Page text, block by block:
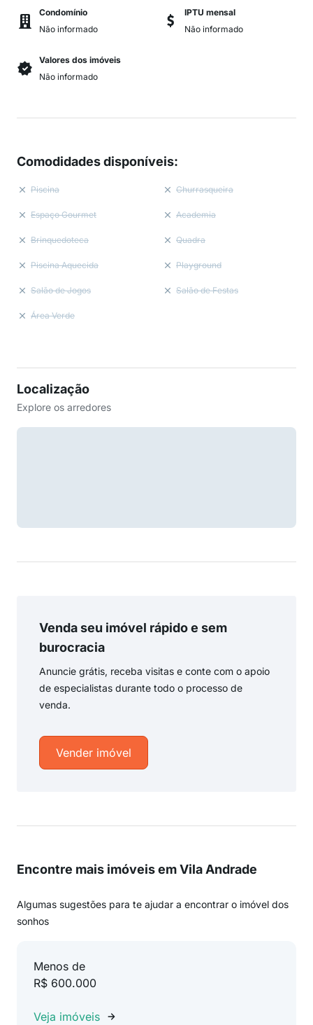
Condomínio
Não informado
IPTU mensal
Não informado
Valores dos imóveis
Não informado
Comodidades disponíveis:
Piscina Churrasqueira
Espaço Gourmet Academia
Brinquedoteca Quadra
Piscina Aquecida Playground
Salão de Jogos Salão de Festas
Área Verde
Localização
Explore os arredores
Venda seu imóvel rápido e sem
burocracia
Anuncie grátis, receba visitas e conte com o apoio
de especialistas durante todo o processo de
venda.
Vender imóvel
Encontre mais imóveis em Vila Andrade
Algumas sugestões para te ajudar a encontrar o imóvel dos
sonhos
Menos de
R$ 600.000
Veja imóveis